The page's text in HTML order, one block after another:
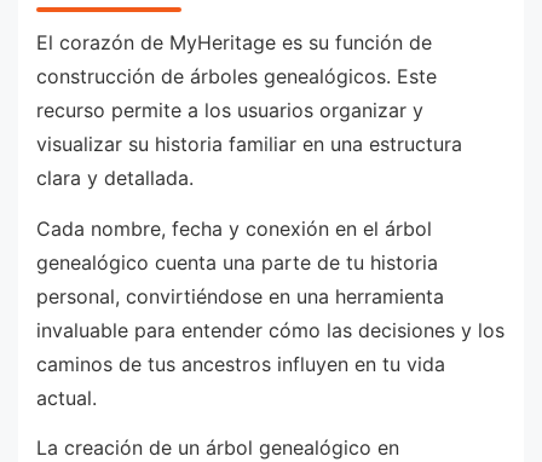
El corazón de MyHeritage es su función de
construcción de árboles genealógicos. Este
recurso permite a los usuarios organizar y
visualizar su historia familiar en una estructura
clara y detallada.
Cada nombre, fecha y conexión en el árbol
genealógico cuenta una parte de tu historia
personal, convirtiéndose en una herramienta
invaluable para entender cómo las decisiones y los
caminos de tus ancestros influyen en tu vida
actual.
La creación de un árbol genealógico en